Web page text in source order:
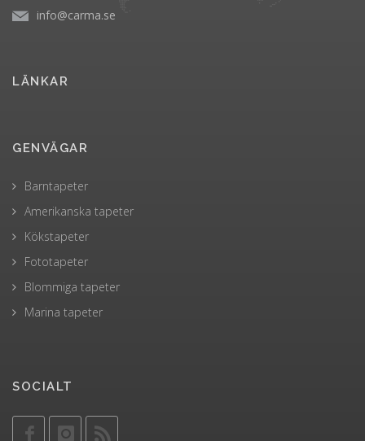
info@carma.se
LÄNKAR
GENVÄGAR
Barntapeter
Amerikanska tapeter
Kökstapeter
Fototapeter
Blommiga tapeter
Marina tapeter
SOCIALT